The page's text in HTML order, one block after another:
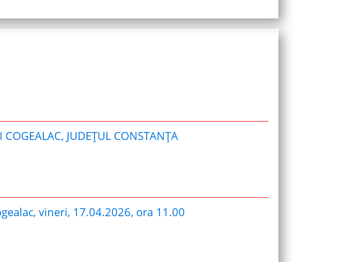
JUDEȚUL CONSTANȚA
vineri, 17.04.2026, ora 11.00